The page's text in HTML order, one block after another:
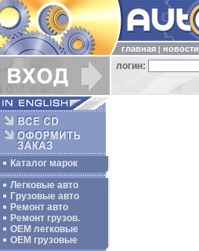
главная новости
логин:
Каталог марок
Легковые авто
Грузовые авто
Ремонт авто
Ремонт грузов.
ОЕМ легковые
OEM грузовые